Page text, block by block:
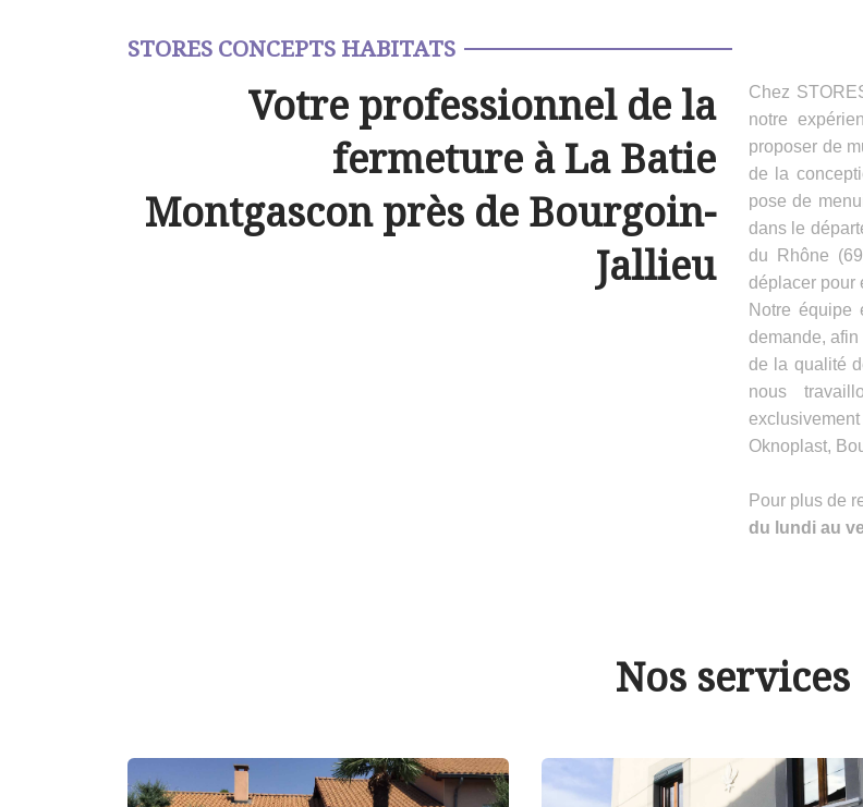
STORES CONCEPTS HABITATS
Votre professionnel de la
fermeture à La Batie
Montgascon près de Bourgoin-
Jallieu
Chez
notre
proposer de
de la
pose de
dans le
du Rhône
déplacer pour
Notre équipe
demande,
de la qualité
nous
Oknoplast,
Pour plus de
du lundi au
Nos services